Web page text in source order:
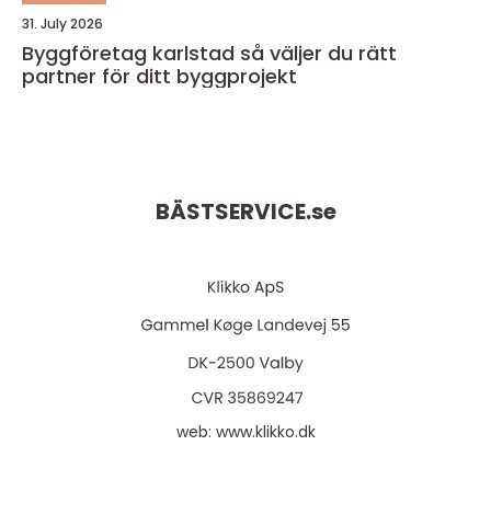
31. July 2026
Byggföretag karlstad så väljer du rätt
partner för ditt byggprojekt
BÄSTSERVICE.se
web: www.klikko.dk